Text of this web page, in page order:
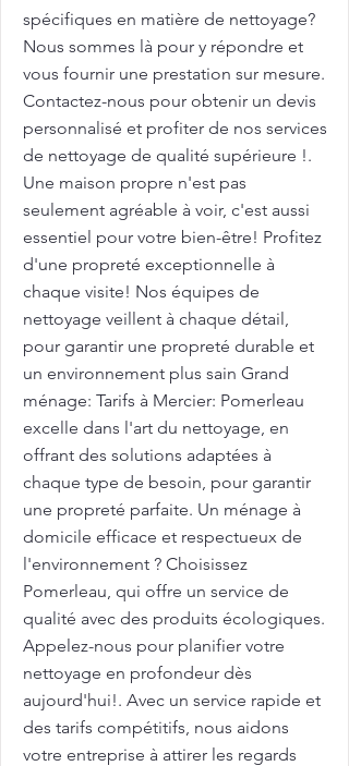
spécifiques en matière de nettoyage?
Nous sommes là pour y répondre et
vous fournir une prestation sur mesure.
Contactez-nous pour obtenir un devis
personnalisé et profiter de nos services
de nettoyage de qualité supérieure !.
Une maison propre n'est pas
seulement agréable à voir, c'est aussi
essentiel pour votre bien-être! Profitez
d'une propreté exceptionnelle à
chaque visite! Nos équipes de
nettoyage veillent à chaque détail,
pour garantir une propreté durable et
un environnement plus sain Grand
ménage: Tarifs à Mercier: Pomerleau
excelle dans l'art du nettoyage, en
offrant des solutions adaptées à
chaque type de besoin, pour garantir
une propreté parfaite. Un ménage à
domicile efficace et respectueux de
l'environnement ? Choisissez
Pomerleau, qui offre un service de
qualité avec des produits écologiques.
Appelez-nous pour planifier votre
nettoyage en profondeur dès
aujourd'hui!. Avec un service rapide et
des tarifs compétitifs, nous aidons
votre entreprise à attirer les regards